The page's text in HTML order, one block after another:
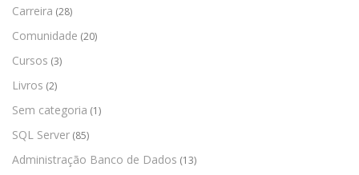
Carreira (28)
Comunidade (20)
Cursos (3)
Livros (2)
Sem categoria (1)
SQL Server (85)
Administração Banco de Dados (13)